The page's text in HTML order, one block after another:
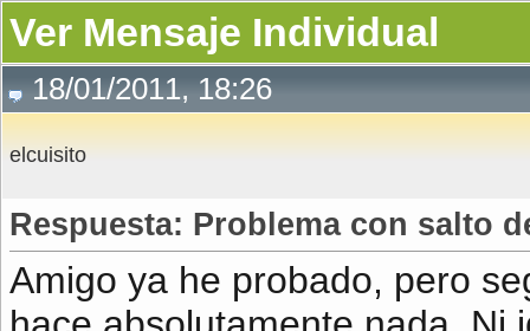
Ver Mensaje Individual
18/01/2011, 18:26
elcuisito
Respuesta: Problema con salto
Amigo ya he probado, pero